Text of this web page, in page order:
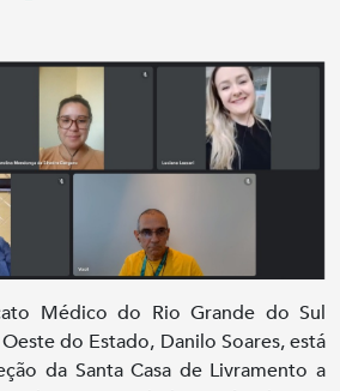
Médico do Rio Grande do Sul
do Estado, Danilo Soares, está
da Santa Casa de Livramento a